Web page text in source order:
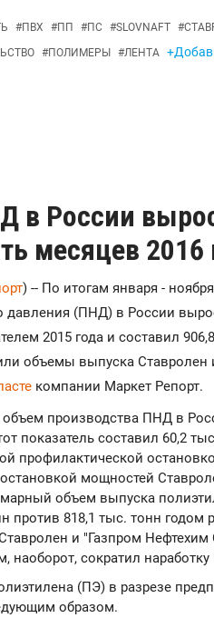
#ПВХ #ПП #ПС #SLOVNAFT #
#ПОЛИМЕРЫ #ЛЕНТА
в России
месяцев 2016
) -- По итогам января -
давления (ПНД) в России
2015 года и составил
объемы выпуска Ставролен
компании Маркет Репорт.
производства ПНД в
показатель составил 60,2
профилактической
мощностей
объем выпуска
против 818,1 тыс. тонн годом
и "Газпром Нефтехим
наоборот, сократил
(ПЭ) в разрезе
образом.